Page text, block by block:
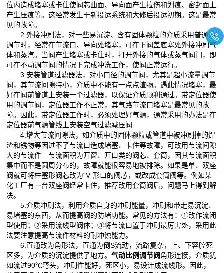
位内造成堵塞或卡住使阀芯曲面、导向面产生拉伤和划痕、密封面上
产生压痕等。这经常发生于新投运系统和大修后投运初期。这是最常
见的故障。
2.外接冲刷法，对一些易沉淀、含有固体颗粒的介质采用普通阀
调节时，经常在节流口、导向处堵塞，可在下阀盖底塞处外接冲刷气
体和蒸汽。当阀产生堵塞或卡住时，打开外接的气体或蒸气阀门，即
可在不动调节阀的情况下完成冲洗工作，使阀正常运行。
3.安装管道过滤器法，对小口径的调节阀，尤其是超小流量调节
阀，其节流间隙特小，介质中不能有一点点渣物。遇此情况堵塞，最
好在阀前管道上安装一个过滤器，以保证介质顺利通过。带定位器使
用的调节阀，定位器工作不正常，其气路节流口堵塞是最常见的故
障。因此，带定位器工作时，必须处理好气源，通常采用的办法是在
定位器前气源管线上安装空气过滤减压阀
4.增大节流间隙法，如介质中的固体颗粒或管道中被冲刷掉的焊
渣和锈物等因过不了节流口造成堵塞、卡住等故障，可改用节流间隙
大的节流件—节流面积为开窗、开口类的阀芯、套筒，因其节流面积
集中而不是圆周分布的，故障就能很容易地被排除。如果是单、双座
阀就可将柱塞形阀芯改为“V”形口的阀芯，或改成套筒阀等。例如某
化工厂有一台双座阀经常卡住，推荐改用套筒阀后，问题马上得到解
决。
5.介质冲刷法，利用介质自身的冲刷能量，冲刷和带走易沉淀、
易堵塞的东西，从而提高阀的防堵功能。常见的方法有：①改作流闭
型使用；②采用流线型阀体；③将节流口置于冲刷最厉害处，采用此
法要注意提高节流件材料的耐冲蚀能力。
6.直通改为角形法，直通为倒S流动，流路复杂，上、下容腔死
区多，为介质的沉淀提供了地方。气动比例调节阀角形连接，介质犹
如流过90℃弯头，冲刷性能好，死区小，易设计成流线形。因此，